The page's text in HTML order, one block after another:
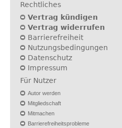
Rechtliches
Vertrag kündigen
Vertrag widerrufen
Barrierefreiheit
Nutzungsbedingungen
Datenschutz
Impressum
Für Nutzer
Autor werden
Mitgliedschaft
Mitmachen
Barrierefreiheitsprobleme